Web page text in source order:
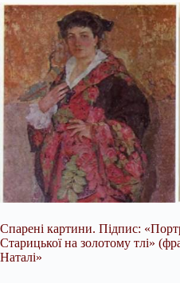
Спарені картини. Підпис:
Старицької на золотому тлі»
Наталі»